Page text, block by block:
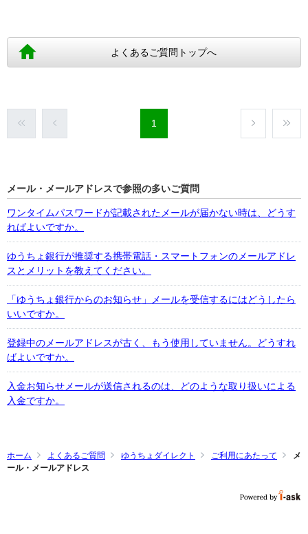
よくあるご質問トップへ
1
メール・メールアドレスで参照の多いご質問
ワンタイムパスワードが記載されたメールが届かない時は、どうす
ればよいですか。
ゆうちょ銀行が推奨する携帯電話・スマートフォンのメールアドレ
スとメリットを教えてください。
「ゆうちょ銀行からのお知らせ」メールを受信するにはどうしたら
いいですか。
登録中のメールアドレスが古く、もう使用していません。どうすれ
ばよいですか。
入金お知らせメールが送信されるのは、どのような取り扱いによる
入金ですか。
ホーム よくあるご質問 ゆうちょダイレクト ご利用にあたって
メ
ール・メールアドレス